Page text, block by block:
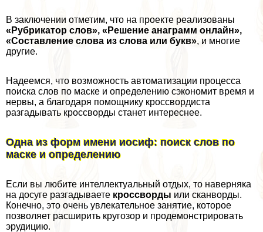
В заключении отметим, что на проекте реализованы
«Рубрикатор слов», «Решение анаграмм онлайн»,
«Составление слова из слова или букв», и многие
другие.
Надеемся, что возможность автоматизации процесса
поиска слов по маске и определению сэкономит время и
нервы, а благодаря помощнику кроссвордиста
разгадывать кроссворды станет интереснее.
Одна из форм имени иосиф: поиск слов по
маске и определению
Если вы любите интеллектуальный отдых, то наверняка
на досуге разгадываете кроссворды или сканворды.
Конечно, это очень увлекательное занятие, которое
позволяет расширить кругозор и продемонстрировать
эрудицию.